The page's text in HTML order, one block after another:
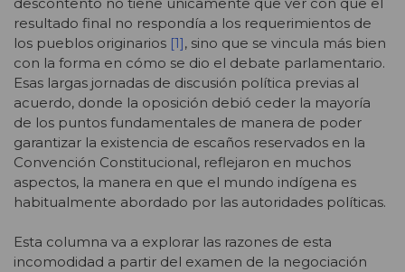
resultado final no respondía a los requerimientos de
los pueblos originarios [1], sino que se vincula más bien
con la forma en cómo se dio el debate parlamentario.
Esas largas jornadas de discusión política previas al
acuerdo, donde la oposición debió ceder la mayoría
de los puntos fundamentales de manera de poder
garantizar la existencia de escaños reservados en la
Convención Constitucional, reflejaron en muchos
aspectos, la manera en que el mundo indígena es
habitualmente abordado por las autoridades políticas.
Esta columna va a explorar las razones de esta
incomodidad a partir del examen de la negociación